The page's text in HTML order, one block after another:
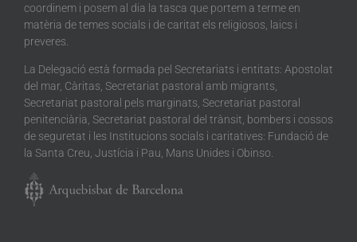
coordinem i posem al dia la tasca que portem a terme en
matèria de temes socials i de caritat els religiosos, laics i
preveres.
La Delegació està formada pel Secretariats i entitats: Apostolat
del mar, Càritas, Secretariat pastoral amb migrants,
Secretariat pastoral pels marginats, Secretariat pastoral
penitenciària, Secretariat pastoral del trànsit, bombers i cossos
de seguretat i les Institucions socials i caritatives: Fundació de
la Santa Creu, Justícia i Pau, Mans Unides i Obinso.